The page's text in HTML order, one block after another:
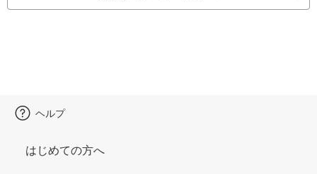
ヘルプ
はじめての方へ